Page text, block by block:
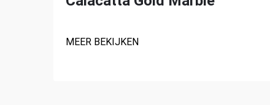
MEER BEKIJKEN